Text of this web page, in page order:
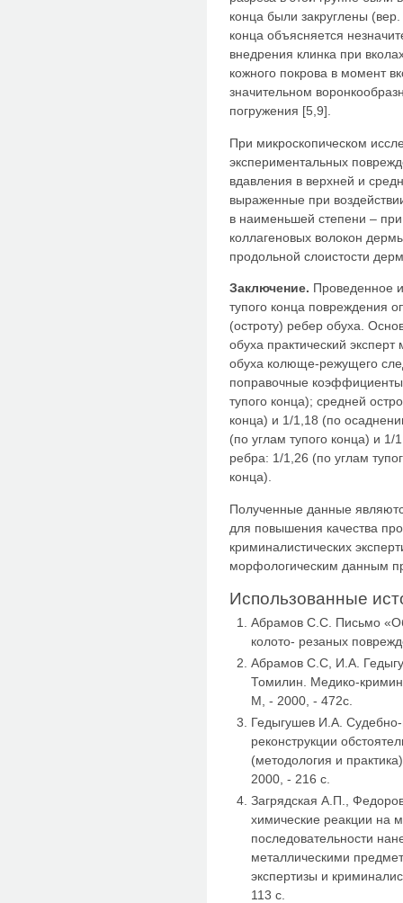
конца были закруглены
конца объясняется
внедрения клинка при
кожного покрова в момент
значительном
погружения [5,9].
При микроскопическом
экспериментальных
вдавления в верхней и
выраженные при
в наименьшей степени –
коллагеновых волокон
продольной слоистости
Заключение. Проведенное
тупого конца повреждения
(остроту) ребер обуха.
обуха практический
обуха колюще-режущего
поправочные
тупого конца); средней
конца) и 1/1,18 (по
(по углам тупого конца) и
ребра: 1/1,26 (по углам
конца).
Полученные данные
для повышения качества
криминалистических
морфологическим данным
Использованные
Абрамов С.С. Письмо
колото- резаных
Абрамов С.С, И.А.
Томилин. Медико-
М, - 2000, - 472с.
Гедыгушев И.А.
реконструкции
(методология и
2000, - 216 с.
Загрядская А.П.,
химические реакции на
последовательности
металлическими
экспертизы и
113 с.